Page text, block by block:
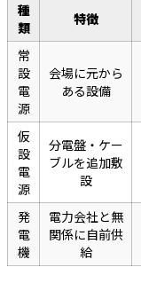
種
類
特徴
常
設
電
源
会場に元から
ある設備
仮
設
電
源
分電盤・ケー
ブルを追加敷
設
発
電
機
電力会社と無
関係に自前供
給